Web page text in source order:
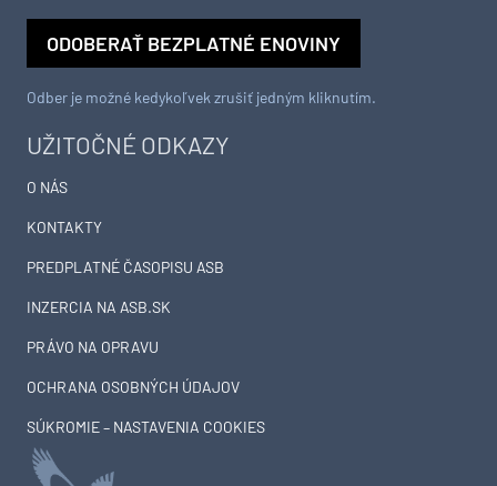
UŽITOČNÉ ODKAZY
O NÁS
KONTAKTY
PREDPLATNÉ ČASOPISU ASB
INZERCIA NA ASB.SK
PRÁVO NA OPRAVU
OCHRANA OSOBNÝCH ÚDAJOV
SÚKROMIE – NASTAVENIA COOKIES
ODOBERAŤ BEZPLATNÉ ENOVINY
Odber je možné kedykoľvek zrušiť jedným kliknutím.